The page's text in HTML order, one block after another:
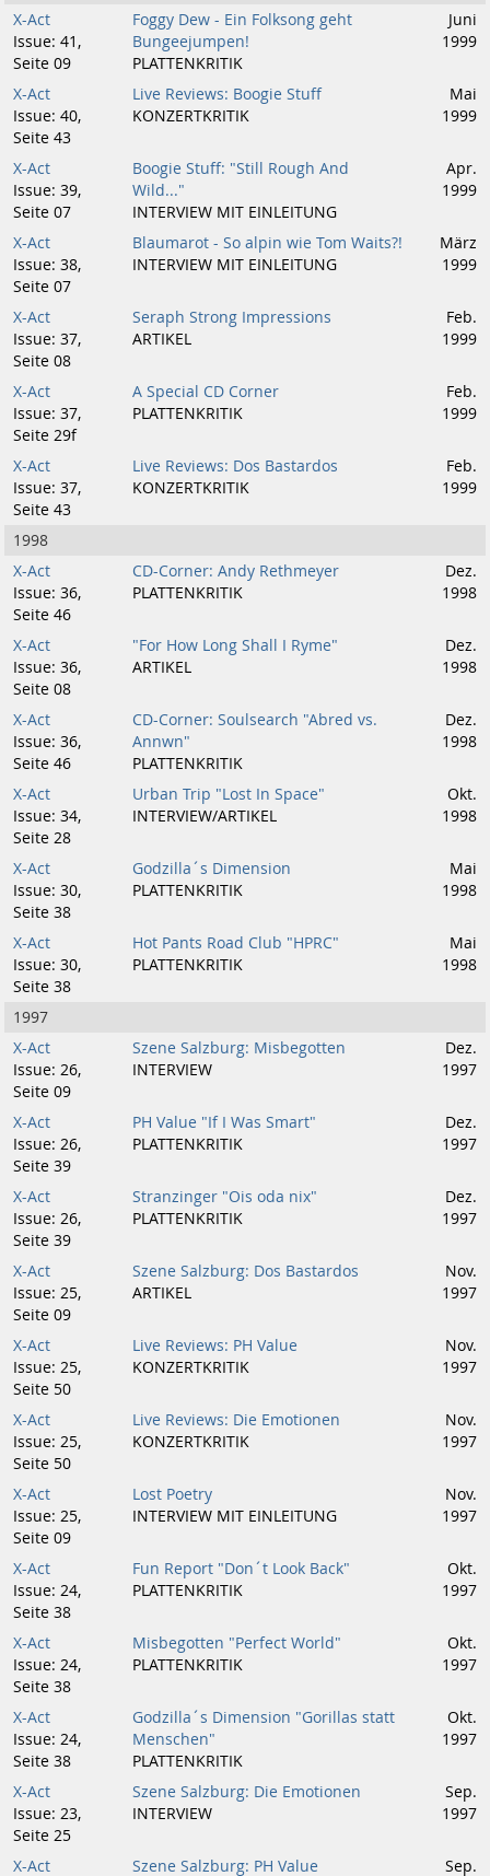
X-Act
Issue: 41,
Seite 09
Foggy Dew - Ein Folksong geht
Bungeejumpen!
PLATTENKRITIK
Juni
1999
X-Act
Issue: 40,
Seite 43
Live Reviews: Boogie Stuff
KONZERTKRITIK
Mai
1999
X-Act
Issue: 39,
Seite 07
Boogie Stuff: "Still Rough And
Wild..."
INTERVIEW MIT EINLEITUNG
Apr.
1999
X-Act
Issue: 38,
Seite 07
Blaumarot - So alpin wie Tom Waits?!
INTERVIEW MIT EINLEITUNG
März
1999
X-Act
Issue: 37,
Seite 08
Seraph Strong Impressions
ARTIKEL
Feb.
1999
X-Act
Issue: 37,
Seite 29f
A Special CD Corner
PLATTENKRITIK
Feb.
1999
X-Act
Issue: 37,
Seite 43
Live Reviews: Dos Bastardos
KONZERTKRITIK
Feb.
1999
1998
X-Act
Issue: 36,
Seite 46
CD-Corner: Andy Rethmeyer
PLATTENKRITIK
Dez.
1998
X-Act
Issue: 36,
Seite 08
"For How Long Shall I Ryme"
ARTIKEL
Dez.
1998
X-Act
Issue: 36,
Seite 46
CD-Corner: Soulsearch "Abred vs.
Annwn"
PLATTENKRITIK
Dez.
1998
X-Act
Issue: 34,
Seite 28
Urban Trip "Lost In Space"
INTERVIEW/ARTIKEL
Okt.
1998
X-Act
Issue: 30,
Seite 38
Godzilla´s Dimension
PLATTENKRITIK
Mai
1998
X-Act
Issue: 30,
Seite 38
Hot Pants Road Club "HPRC"
PLATTENKRITIK
Mai
1998
1997
X-Act
Issue: 26,
Seite 09
Szene Salzburg: Misbegotten
INTERVIEW
Dez.
1997
X-Act
Issue: 26,
Seite 39
PH Value "If I Was Smart"
PLATTENKRITIK
Dez.
1997
X-Act
Issue: 26,
Seite 39
Stranzinger "Ois oda nix"
PLATTENKRITIK
Dez.
1997
X-Act
Issue: 25,
Seite 09
Szene Salzburg: Dos Bastardos
ARTIKEL
Nov.
1997
X-Act
Issue: 25,
Seite 50
Live Reviews: PH Value
KONZERTKRITIK
Nov.
1997
X-Act
Issue: 25,
Seite 50
Live Reviews: Die Emotionen
KONZERTKRITIK
Nov.
1997
X-Act
Issue: 25,
Seite 09
Lost Poetry
INTERVIEW MIT EINLEITUNG
Nov.
1997
X-Act
Issue: 24,
Seite 38
Fun Report "Don´t Look Back"
PLATTENKRITIK
Okt.
1997
X-Act
Issue: 24,
Seite 38
Misbegotten "Perfect World"
PLATTENKRITIK
Okt.
1997
X-Act
Issue: 24,
Seite 38
Godzilla´s Dimension "Gorillas statt
Menschen"
PLATTENKRITIK
Okt.
1997
X-Act
Issue: 23,
Seite 25
Szene Salzburg: Die Emotionen
INTERVIEW
Sep.
1997
X-Act Szene Salzburg: PH Value Sep.